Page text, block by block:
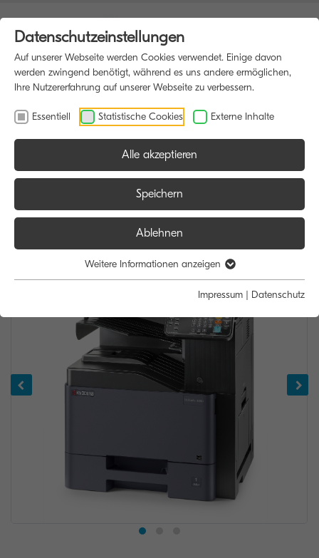
HOME MULTIFUNKTIONSDRUCKER
Datenschutzeinstellungen
Auf unserer Webseite werden Cookies verwendet. Einige davon
werden zwingend benötigt, während es uns andere ermöglichen,
Ihre Nutzererfahrung auf unserer Webseite zu verbessern.
Essentiell Statistische Cookies Externe Inhalte
Alle akzeptieren
Speichern
Ablehnen
Weitere Informationen anzeigen
Impressum | Datenschutz